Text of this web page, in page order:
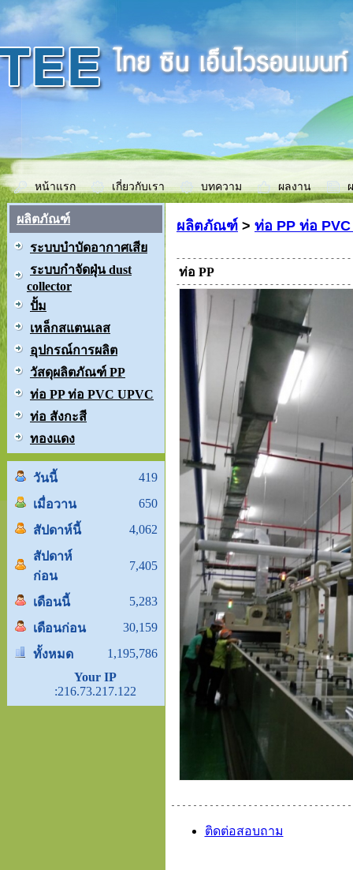
หน้าแรก เกี่ยวกับเรา บทความ ผลงาน
ผลิตภัณฑ์
ระบบบำบัดอากาศเสีย
ระบบกำจัดฝุ่น dust
collector
ปั้ม
เหล็กสแตนเลส
อุปกรณ์การผลิต
วัสดุผลิตภัณฑ์ PP
ท่อ PP ท่อ PVC UPVC
ท่อ สังกะสี
ทองแดง
วันนี้
419
เมื่อวาน
650
สัปดาห์นี้
4,062
สัปดาห์
ก่อน
7,405
เดือนนี้
5,283
เดือนก่อน
30,159
ทั้งหมด
1,195,786
Your IP
:216.73.217.122
ผลิตภัณฑ์ > ท่อ PP ท่อ PVC
ท่อ PP
ติดต่อสอบถาม